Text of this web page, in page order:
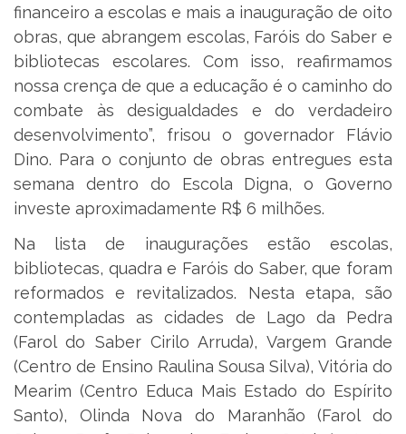
financeiro a escolas e mais a inauguração de oito
obras, que abrangem escolas, Faróis do Saber e
bibliotecas escolares. Com isso, reafirmamos
nossa crença de que a educação é o caminho do
combate às desigualdades e do verdadeiro
desenvolvimento”, frisou o governador Flávio
Dino. Para o conjunto de obras entregues esta
semana dentro do Escola Digna, o Governo
investe aproximadamente R$ 6 milhões.
Na lista de inaugurações estão escolas,
bibliotecas, quadra e Faróis do Saber, que foram
reformados e revitalizados. Nesta etapa, são
contempladas as cidades de Lago da Pedra
(Farol do Saber Cirilo Arruda), Vargem Grande
(Centro de Ensino Raulina Sousa Silva), Vitória do
Mearim (Centro Educa Mais Estado do Espírito
Santo), Olinda Nova do Maranhão (Farol do